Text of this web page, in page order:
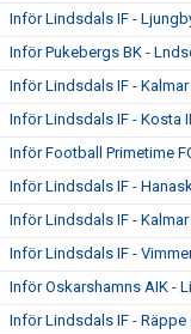
Inför Lindsdals IF -
Inför Pukebergs BK -
Inför Lindsdals IF - Kalmar
Inför Lindsdals IF - Kosta
Inför Football Primetime
Inför Lindsdals IF -
Inför Lindsdals IF - Kalmar
Inför Lindsdals IF -
Inför Oskarshamns AIK -
Inför Lindsdals IF - Räppe